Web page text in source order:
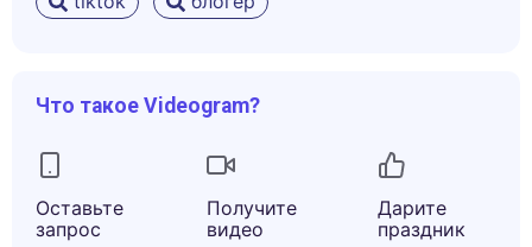
Что такое Videogram?
Оставьте
запрос
Получите
видео
Дарите
праздник